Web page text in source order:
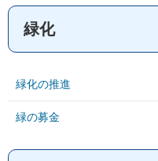
緑化
緑化の推進
緑の募金